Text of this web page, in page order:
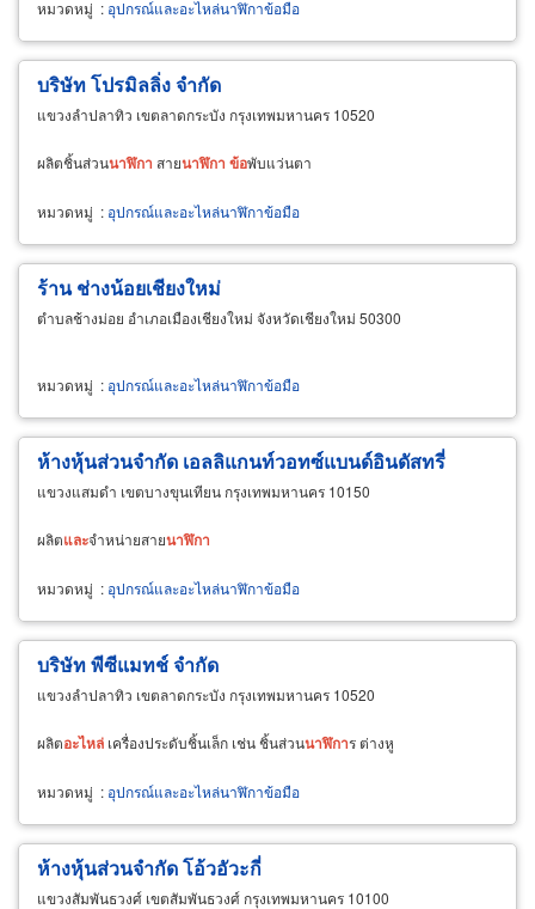
หมวดหมู่ : อุปกรณ์และอะไหล่นาฬิกาข้อมือ
บริษัท โปรมิลลิ่ง จำกัด
แขวงลำปลาทิว เขตลาดกระบัง กรุงเทพมหานคร 10520
ผลิตชิ้นส่วนนาฬิกา สายนาฬิกา ข้อพับแว่นตา
หมวดหมู่ : อุปกรณ์และอะไหล่นาฬิกาข้อมือ
ร้าน ช่างน้อยเชียงใหม่
ตำบลช้างม่อย อำเภอเมืองเชียงใหม่ จังหวัดเชียงใหม่ 50300
หมวดหมู่ : อุปกรณ์และอะไหล่นาฬิกาข้อมือ
ห้างหุ้นส่วนจำกัด เอลลิแกนท์วอทซ์แบนด์อินดัสทรี่
แขวงแสมดำ เขตบางขุนเทียน กรุงเทพมหานคร 10150
ผลิตและจำหน่ายสายนาฬิกา
หมวดหมู่ : อุปกรณ์และอะไหล่นาฬิกาข้อมือ
บริษัท พีซีแมทช์ จำกัด
แขวงลำปลาทิว เขตลาดกระบัง กรุงเทพมหานคร 10520
ผลิตอะไหล่ เครื่องประดับชิ้นเล็ก เช่น ชิ้นส่วนนาฬิการ ต่างหู
หมวดหมู่ : อุปกรณ์และอะไหล่นาฬิกาข้อมือ
ห้างหุ้นส่วนจำกัด โอ้วอัวะกี่
แขวงสัมพันธวงศ์ เขตสัมพันธวงศ์ กรุงเทพมหานคร 10100